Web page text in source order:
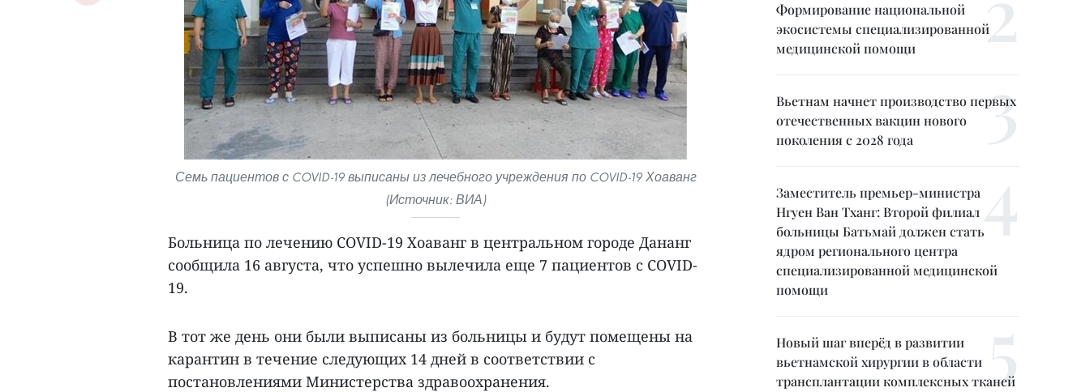
Семь пациентов с COVID-19 выписаны из лечебного учреждения по COVID-19 Хоаванг
(Источник: ВИА)
Больница по лечению COVID-19 Хоаванг в центральном городе Дананг
сообщила 16 августа, что успешно вылечила еще 7 пациентов с COVID-
19.
В тот же день они были выписаны из больницы и будут помещены на
карантин в течение следующих 14 дней в соответствии с
постановлениями Министерства здравоохранения.
Формирование национальной
экосистемы специализированной
медицинской помощи
Вьетнам начнет производство первых
отечественных вакцин нового
поколения с 2028 года
Заместитель премьер-министра
Нгуен Ван Тханг: Второй филиал
больницы Батьмай должен стать
ядром регионального центра
специализированной медицинской
помощи
Новый шаг вперёд в развитии
вьетнамской хирургии в области
трансплантации комплексных тканей